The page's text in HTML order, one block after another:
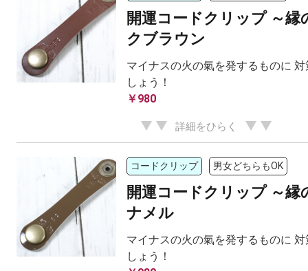
開運コードクリップ ～縁
クブラウン
マイナスの火の氣を発するものに
しょう！
￥980
詳細をひらく
コードクリップ 男女どちらもOK
開運コードクリップ ～縁
ナメル
マイナスの火の氣を発するものに
しょう！